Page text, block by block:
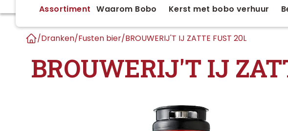
Assortiment Waarom Bobo Kerst met bobo verhuur
/Dranken/Fusten bier/BROUWERIJ'T IJ ZATTE FUST 20L
BROUWERIJ'T IJ